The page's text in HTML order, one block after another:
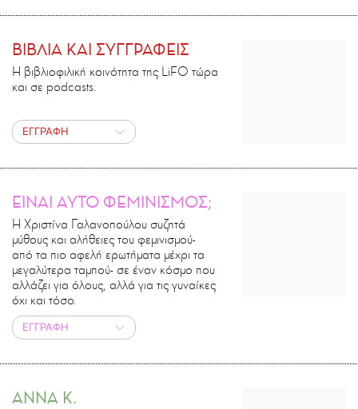
ΒΙΒΛΙΑ ΚΑΙ ΣΥΓΓΡΑΦΕΙΣ
H βιβλιοφιλική κοινότητα της LiFO τώρα
και σε podcasts.
ΕΓΓΡΑΦΗ
ΕΙΝΑΙ ΑΥΤΟ ΦΕΜΙΝΙΣΜΟΣ;
Η Χριστίνα Γαλανοπούλου συζητά
μύθους και αλήθειες του φεμινισμού-
από τα πιο αφελή ερωτήματα μέχρι τα
μεγαλύτερα ταμπού- σε έναν κόσμο που
αλλάζει για όλους, αλλά για τις γυναίκες
όχι και τόσο.
ΕΓΓΡΑΦΗ
ΑΝΝΑ Κ.